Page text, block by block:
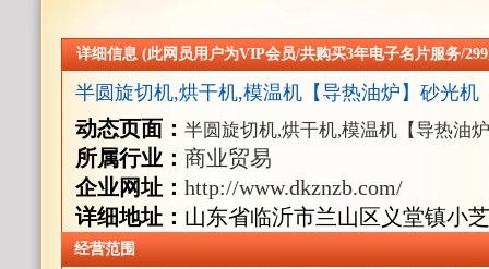
详细信息 (此网员用户为VIP会员/共购买3年电子名片服务/
半圆旋切机,烘干机,模温机【导热油炉】砂光机
动态页面： 半圆旋切机,烘干机,模温机【导热油
所属行业： 商业贸易
企业网址： http://www.dkznzb.com/
详细地址： 山东省临沂市兰山区义堂镇小
经营范围